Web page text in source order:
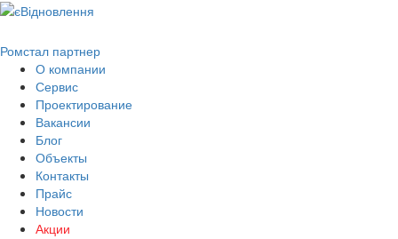
Ромстал партнер
О компании
Сервис
Проектирование
Вакансии
Блог
Объекты
Контакты
Прайс
Новости
Акции